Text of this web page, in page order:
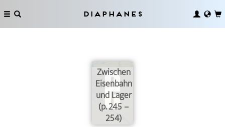
Diaphanes
Zwischen
Eisenbahn
und Lager
(p. 245 –
254)